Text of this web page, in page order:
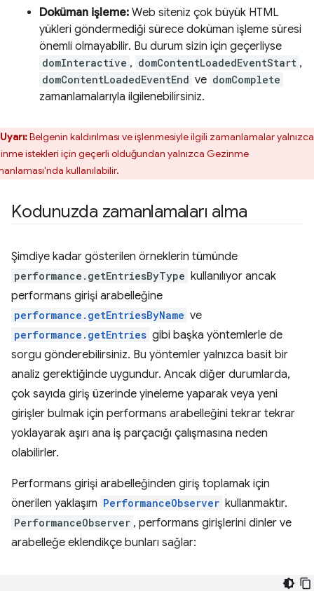
Doküman işleme: Web siteniz çok büyük HTML
yükleri göndermediği sürece doküman işleme süresi
önemli olmayabilir. Bu durum sizin için geçerliyse
domInteractive , domContentLoadedEventStart ,
domContentLoadedEventEnd ve domComplete
zamanlamalarıyla ilgilenebilirsiniz.
Uyarı:Belgenin kaldırılması ve işlenmesiyle ilgili zamanlamalar yalnızca
istekleri için geçerli olduğundan yalnızca Gezinme
kullanılabilir.
Kodunuzda zamanlamaları alma
Şimdiye kadar gösterilen örneklerin tümünde
performance.getEntriesByType kullanılıyor ancak
performans girişi arabelleğine
performance.getEntriesByName ve
performance.getEntries gibi başka yöntemlerle de
sorgu gönderebilirsiniz. Bu yöntemler yalnızca basit bir
analiz gerektiğinde uygundur. Ancak diğer durumlarda,
çok sayıda giriş üzerinde yineleme yaparak veya yeni
girişler bulmak için performans arabelleğini tekrar tekrar
yoklayarak aşırı ana iş parçacığı çalışmasına neden
olabilirler.
Performans girişi arabelleğinden giriş toplamak için
önerilen yaklaşım PerformanceObserver kullanmaktır.
PerformanceObserver , performans girişlerini dinler ve
arabelleğe eklendikçe bunları sağlar: